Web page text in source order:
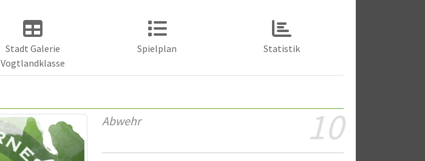
Stadt Galerie
Vogtlandklasse
Spielplan Statistik
10
Abwehr